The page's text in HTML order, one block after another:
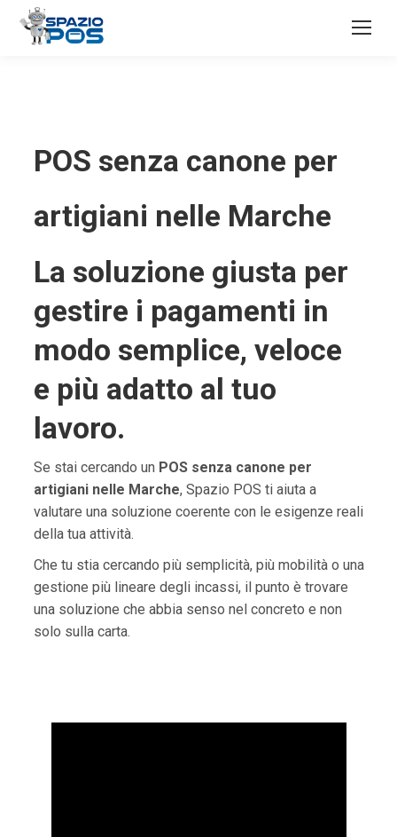
POS senza canone per
artigiani nelle Marche
La soluzione giusta per
gestire i pagamenti in
modo semplice, veloce
e più adatto al tuo
lavoro.
Se stai cercando un POS senza canone per
artigiani nelle Marche, Spazio POS ti aiuta a
valutare una soluzione coerente con le esigenze reali
della tua attività.
Che tu stia cercando più semplicità, più mobilità o una
gestione più lineare degli incassi, il punto è trovare
una soluzione che abbia senso nel concreto e non
solo sulla carta.